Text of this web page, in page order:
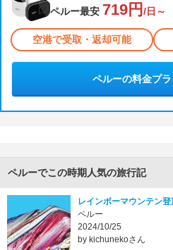
ペルー最安 719円 /日～
空港で受取・返却可能
ペルーの料金プ
ペルーでこの時期人気の旅行記
レインボーマウンテン登
ペルー
2024/10/25
by kichunekoさん